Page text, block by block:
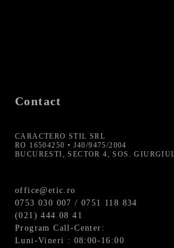
Contact
CARACTERO STIL SRL
RO 16504250 • J40/9475/2004
BUCURESTI, SECTOR 4, SOS.
office@etic.ro
0753 030 007 / 0751 118 834
(021) 444 08 41
Program Call-Center:
Luni-Vineri : 08:00-16:00